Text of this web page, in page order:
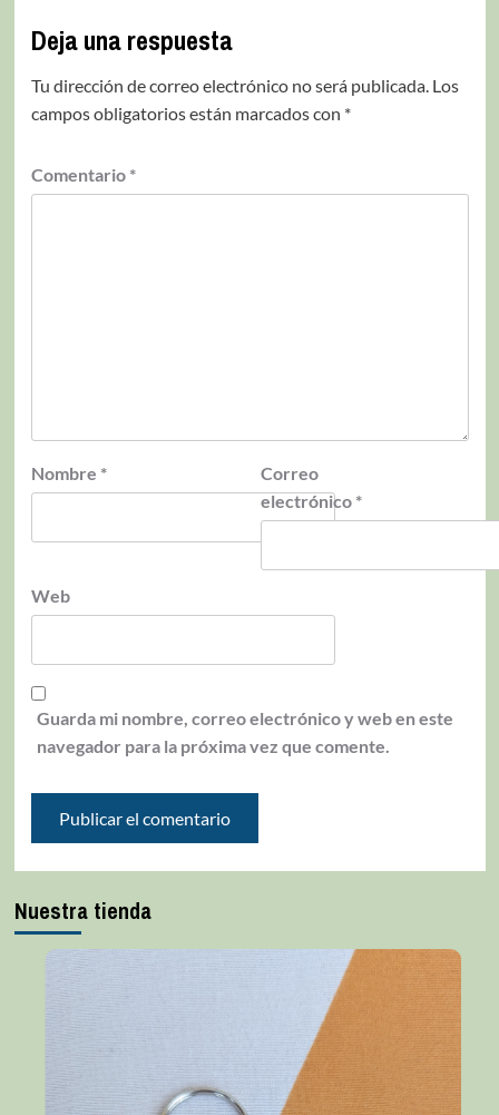
Deja una respuesta
Tu dirección de correo electrónico no será publicada. Los
campos obligatorios están marcados con *
Comentario *
Nombre *
Correo
electrónico *
Web
Guarda mi nombre, correo electrónico y web en este
navegador para la próxima vez que comente.
Nuestra tienda